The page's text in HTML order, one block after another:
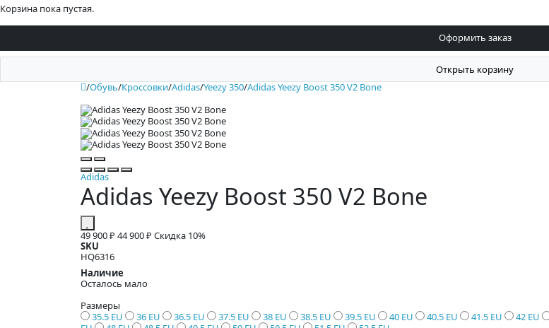
Корзина пока пустая.
Оформить заказ
Открыть корзину
/Обувь/Кроссовки/Adidas/Yeezy 350/Adidas Yeezy Boost 350 V2 Bone
Adidas
Adidas Yeezy Boost 350 V2 Bone
49 900 ₽ 44 900 ₽ Скидка 10%
SKU
HQ6316
Наличие
Осталось мало
Размеры
35.5 EU
36 EU 36.5 EU 37.5 EU 38 EU 38.5 EU 39.5 EU 40 EU 40.5 EU 41.5 EU 42 EU